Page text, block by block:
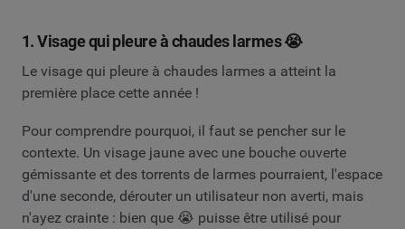
1. Visage qui pleure à chaudes larmes 😭
Le visage qui pleure à chaudes larmes a atteint la
première place cette année !
Pour comprendre pourquoi, il faut se pencher sur le
contexte. Un visage jaune avec une bouche ouverte
gémissante et des torrents de larmes pourraient, l'espace
d'une seconde, dérouter un utilisateur non averti, mais
n'ayez crainte : bien que 😭 puisse être utilisé pour